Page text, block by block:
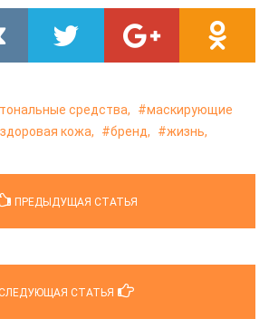
тональные средства,
маскирующие
здоровая кожа, бренд, жизнь,
ПРЕДЫДУЩАЯ СТАТЬЯ
СТАТЬЯ